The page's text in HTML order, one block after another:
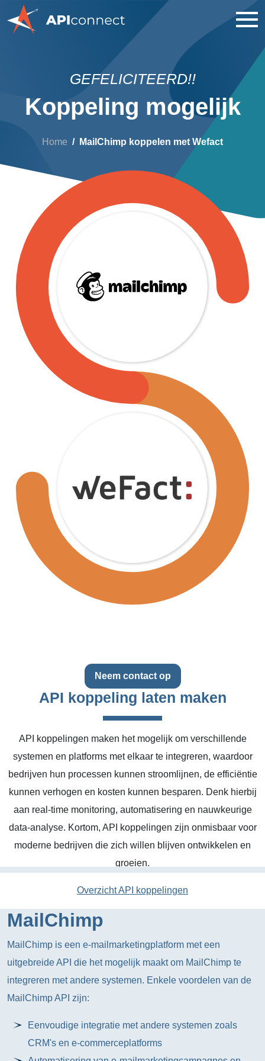
GEFELICITEERD!!
Koppeling mogelijk
Home MailChimp koppelen met Wefact
Neem contact op
API koppeling laten maken
API koppelingen maken het mogelijk om verschillende
systemen en platforms met elkaar te integreren, waardoor
bedrijven hun processen kunnen stroomlijnen, de efficiëntie
kunnen verhogen en kosten kunnen besparen. Denk hierbij
aan real-time monitoring, automatisering en nauwkeurige
data-analyse. Kortom, API koppelingen zijn onmisbaar voor
moderne bedrijven die zich willen blijven ontwikkelen en
groeien.
Overzicht API koppelingen
MailChimp
MailChimp is een e-mailmarketingplatform met een
uitgebreide API die het mogelijk maakt om MailChimp te
integreren met andere systemen. Enkele voordelen van de
MailChimp API zijn:
Eenvoudige integratie met andere systemen zoals
CRM's en e-commerceplatforms